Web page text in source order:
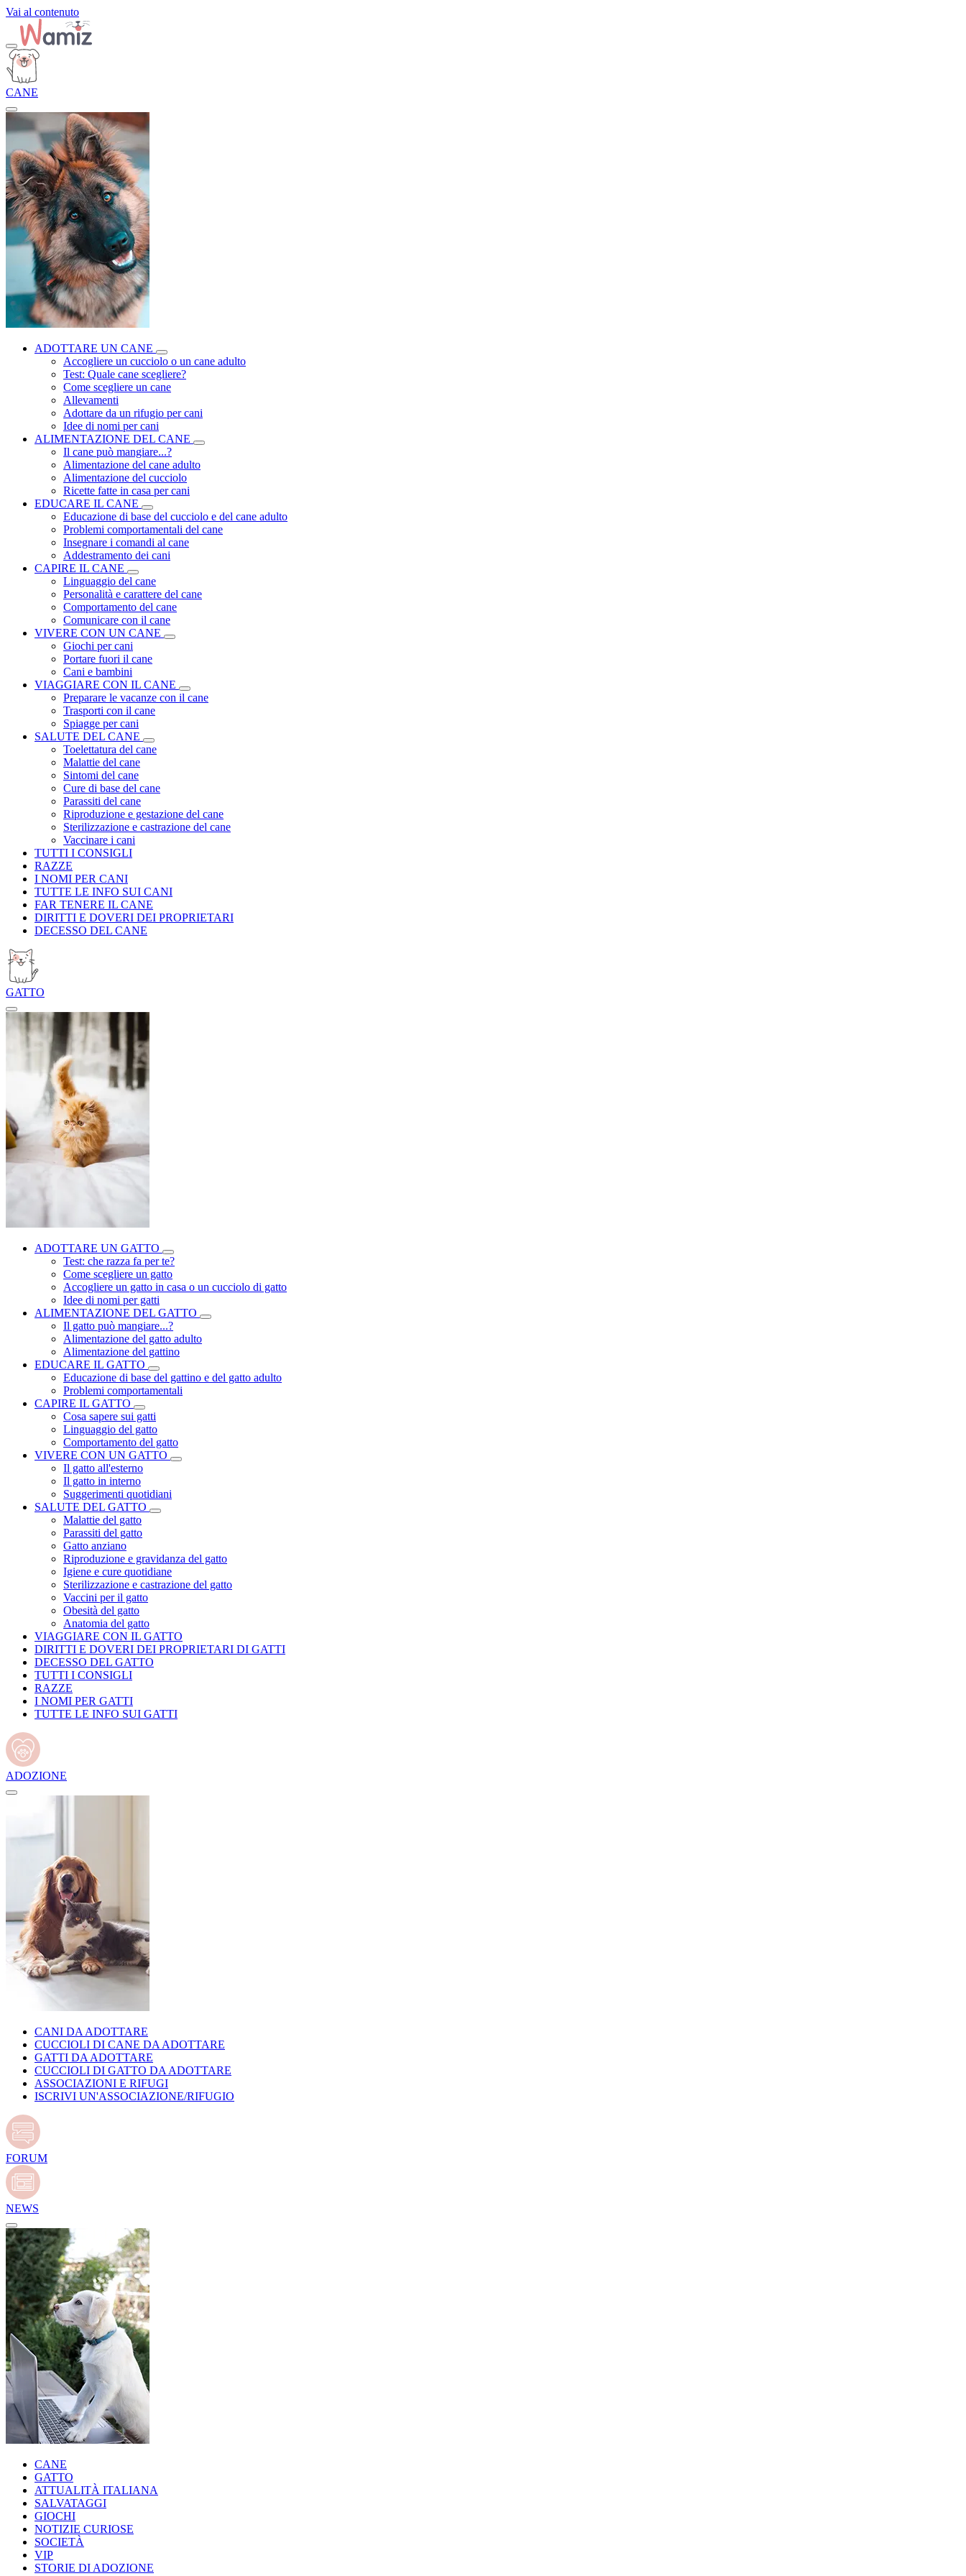
Vai al contenuto
CANE
ADOTTARE UN CANE
Accogliere un cucciolo o un cane adulto
Test: Quale cane scegliere?
Come scegliere un cane
Allevamenti
Adottare da un rifugio per cani
Idee di nomi per cani
ALIMENTAZIONE DEL CANE
Il cane può mangiare...?
Alimentazione del cane adulto
Alimentazione del cucciolo
Ricette fatte in casa per cani
EDUCARE IL CANE
Educazione di base del cucciolo e del cane adulto
Problemi comportamentali del cane
Insegnare i comandi al cane
Addestramento dei cani
CAPIRE IL CANE
Linguaggio del cane
Personalità e carattere del cane
Comportamento del cane
Comunicare con il cane
VIVERE CON UN CANE
Giochi per cani
Portare fuori il cane
Cani e bambini
VIAGGIARE CON IL CANE
Preparare le vacanze con il cane
Trasporti con il cane
Spiagge per cani
SALUTE DEL CANE
Toelettatura del cane
Malattie del cane
Sintomi del cane
Cure di base del cane
Parassiti del cane
Riproduzione e gestazione del cane
Sterilizzazione e castrazione del cane
Vaccinare i cani
TUTTI I CONSIGLI
RAZZE
I NOMI PER CANI
TUTTE LE INFO SUI CANI
FAR TENERE IL CANE
DIRITTI E DOVERI DEI PROPRIETARI
DECESSO DEL CANE
GATTO
ADOTTARE UN GATTO
Test: che razza fa per te?
Come scegliere un gatto
Accogliere un gatto in casa o un cucciolo di gatto
Idee di nomi per gatti
ALIMENTAZIONE DEL GATTO
Il gatto può mangiare...?
Alimentazione del gatto adulto
Alimentazione del gattino
EDUCARE IL GATTO
Educazione di base del gattino e del gatto adulto
Problemi comportamentali
CAPIRE IL GATTO
Cosa sapere sui gatti
Linguaggio del gatto
Comportamento del gatto
VIVERE CON UN GATTO
Il gatto all'esterno
Il gatto in interno
Suggerimenti quotidiani
SALUTE DEL GATTO
Malattie del gatto
Parassiti del gatto
Gatto anziano
Riproduzione e gravidanza del gatto
Igiene e cure quotidiane
Sterilizzazione e castrazione del gatto
Vaccini per il gatto
Obesità del gatto
Anatomia del gatto
VIAGGIARE CON IL GATTO
DIRITTI E DOVERI DEI PROPRIETARI DI GATTI
DECESSO DEL GATTO
TUTTI I CONSIGLI
RAZZE
I NOMI PER GATTI
TUTTE LE INFO SUI GATTI
ADOZIONE
CANI DA ADOTTARE
CUCCIOLI DI CANE DA ADOTTARE
GATTI DA ADOTTARE
CUCCIOLI DI GATTO DA ADOTTARE
ASSOCIAZIONI E RIFUGI
ISCRIVI UN'ASSOCIAZIONE/RIFUGIO
FORUM
NEWS
CANE
GATTO
ATTUALITÀ ITALIANA
SALVATAGGI
GIOCHI
NOTIZIE CURIOSE
SOCIETÀ
VIP
STORIE DI ADOZIONE